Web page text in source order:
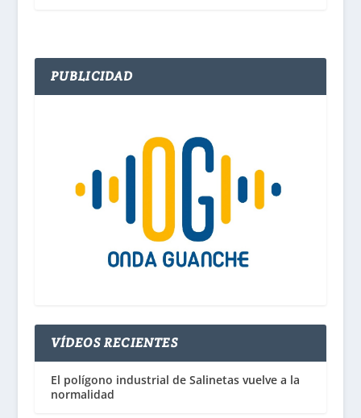
PUBLICIDAD
VÍDEOS RECIENTES
El polígono industrial de Salinetas vuelve a la
normalidad